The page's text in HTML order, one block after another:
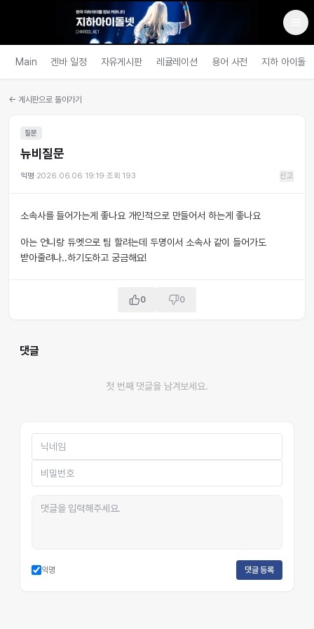
Main 겐바 일정 자유게시판 레귤레이션 용어 사전 지하 아이돌
← 게시판으로 돌아가기
질문
뉴비질문
익명·2026.06.06 19:19·조회 193 신고
소속사를 들어가는게 좋나요 개인적으로 만들어서 하는게 좋나요
아는 언니랑 듀엣으로 팀 할려는데 두명이서 소속사 같이 들어가도
받아줄려나..하기도하고 궁금해요!
0 0
댓글
첫 번째 댓글을 남겨보세요.
익명 댓글 등록